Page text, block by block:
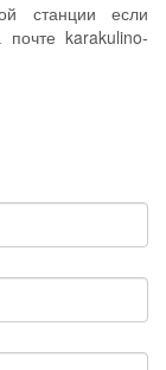
станции если
почте karakulino-